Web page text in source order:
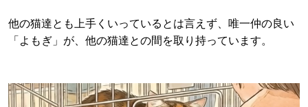
他の猫達とも上手くいっているとは言えず、唯一仲の良い
「よもぎ」が、他の猫達との間を取り持っています。